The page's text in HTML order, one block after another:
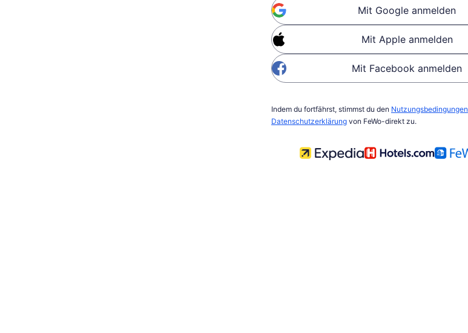
Mit Google anmelden
Mit Apple anmelden
Mit Facebook anmelden
Indem du fortfährst, stimmst du den Nutzungsbedingungen
Datenschutzerklärung von FeWo-direkt zu.